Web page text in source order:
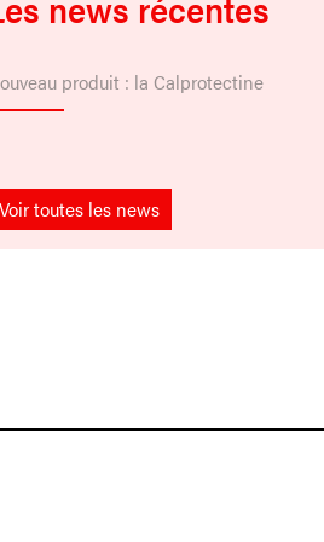
produit : la Calprotectine
toutes les news